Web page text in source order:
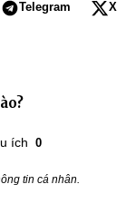
Telegram X
ích 0
tin cá nhân.